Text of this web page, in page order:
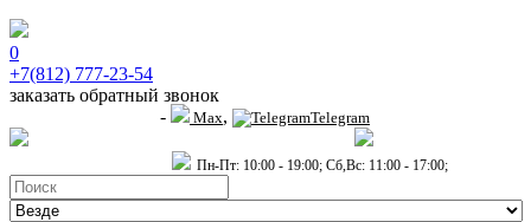
0
+7(812) 777-23-54
заказать обратный звонок
- Max, Telegram
Пн-Пт: 10:00 - 19:00; Сб,Вс: 11:00 - 17:00;